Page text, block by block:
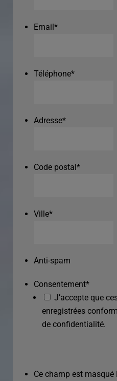
Email*
Téléphone*
Adresse*
Code postal*
Ville*
Anti-spam
Consentement*
J’accepte que
enregistrées
de confidentialité.
Ce champ est masqué